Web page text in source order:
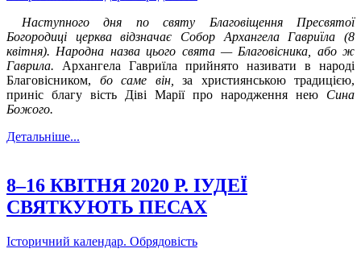
Наступного дня посвяту Благовіщення Пресвятої
Богородиці церква відзначає Собор Архангела Гавриїла (8
квітня). Народна назва цього свята — Благовісника , або ж
Гаврила. Архангела Гавриїла прийнято називати в народі
Благовісником, бо саме він,
за християнською традицією,
приніс благу вість Діві Марії про народження нею Сина
Божого.
Детальніше...
8–16 КВІТНЯ 2020 Р. ІУДЕЇ
СВЯТКУЮТЬ ПЕСАХ
Історичний календар. Обрядовість